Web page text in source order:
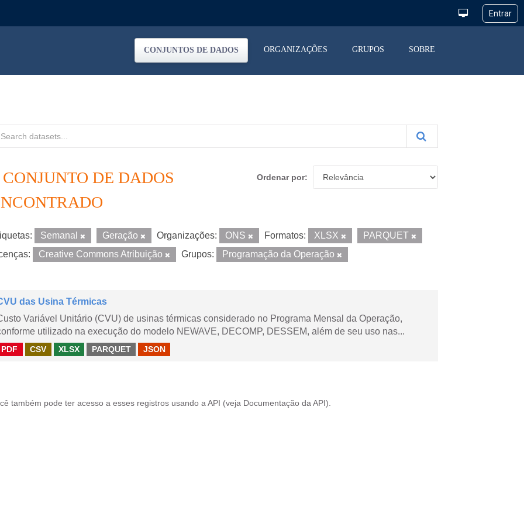
CONJUNTOS DE DADOS ORGANIZAÇÕES GRUPOS SOBRE
Ordenar por
CONJUNTO DE DADOS
Semanal Geração Organizações: ONS Formatos: XLSX
PARQUET
Creative Commons Atribuição Grupos: Programação da Operação
das Usina Térmicas
Variável Unitário (CVU) de usinas térmicas considerado no Programa Mensal da Operação,
utilizado na execução do modelo NEWAVE, DECOMP, DESSEM, além de seu uso nas...
PDF CSV XLSX PARQUET JSON
também pode ter acesso a esses registros usando a API (veja Documentação da API ).